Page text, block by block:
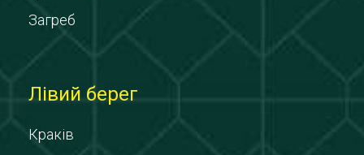
Загреб
Лівий берег
Краків